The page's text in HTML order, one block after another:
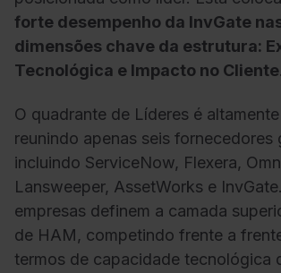
forte desempenho da InvGate
dimensões chave da estrutura:
Tecnológica e Impacto no Cliente.
O quadrante de Líderes é
reunindo apenas seis fornecedores
incluindo ServiceNow, Flexera,
Lansweeper, AssetWorks e
empresas definem a camada
de HAM, competindo frente a
termos de capacidade tecnológica